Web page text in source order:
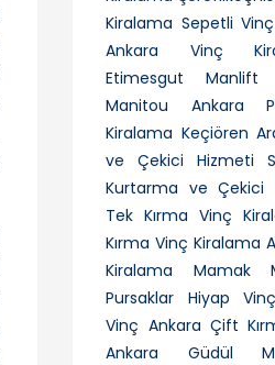
Kiralama Sepetli
Ankara Vinç
Etimesgut Manlift
Manitou Ankara
Kiralama Keçiören
ve Çekici Hizmeti
Kurtarma ve Çekici
Tek Kırma Vinç
Kırma Vinç Kiralama
Kiralama
Mamak
Pursaklar Hiyap
Vinç Ankara Çift
Ankara
Güdül